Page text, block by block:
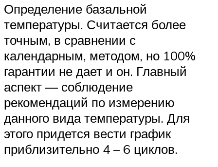
Определение базальной
температуры. Считается более
точным, в сравнении с
календарным, методом, но 100%
гарантии не дает и он. Главный
аспект — соблюдение
рекомендаций по измерению
данного вида температуры. Для
этого придется вести график
приблизительно 4 – 6 циклов.